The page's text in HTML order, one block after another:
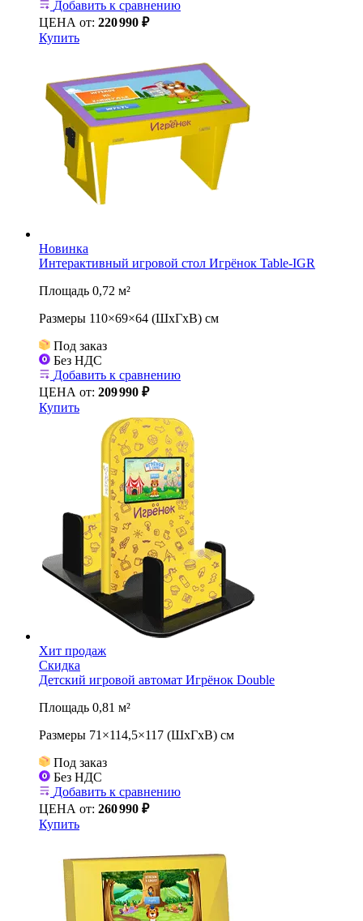
Добавить к сравнению
ЦЕНА от: 220990 ₽
Купить
Новинка
Интерактивный игровой стол Игрёнок Table-IGR
Площадь 0,72 м²
Размеры 110×69×64 (ШхГхВ) см
Под заказ
Без НДС
Добавить к сравнению
ЦЕНА от: 209990 ₽
Купить
Хит продаж
Скидка
Детский игровой автомат Игрёнок Double
Площадь 0,81 м²
Размеры 71×114,5×117 (ШхГхВ) см
Под заказ
Без НДС
Добавить к сравнению
ЦЕНА от: 260990 ₽
Купить